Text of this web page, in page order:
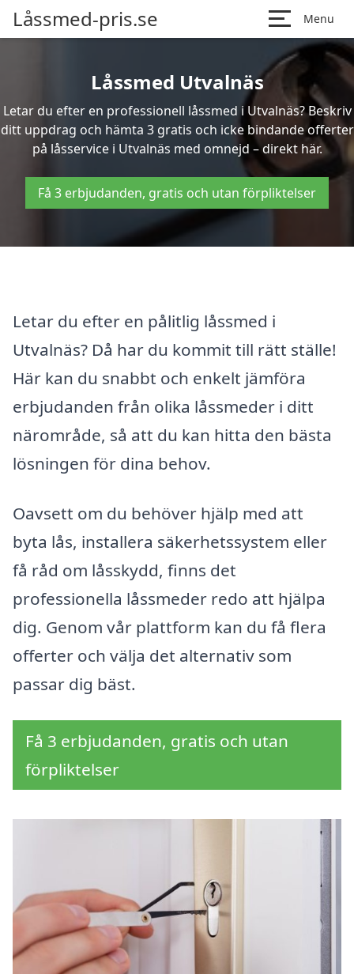
Låssmed-pris.se Menu
Låssmed Utvalnäs
Letar du efter en professionell låssmed i Utvalnäs? Beskriv
ditt uppdrag och hämta 3 gratis och icke bindande offerter
på låsservice i Utvalnäs med omnejd – direkt här.
Få 3 erbjudanden, gratis och utan förpliktelser
Letar du efter en pålitlig låssmed i
Utvalnäs? Då har du kommit till rätt ställe!
Här kan du snabbt och enkelt jämföra
erbjudanden från olika låssmeder i ditt
närområde, så att du kan hitta den bästa
lösningen för dina behov.
Oavsett om du behöver hjälp med att
byta lås, installera säkerhetssystem eller
få råd om låsskydd, finns det
professionella låssmeder redo att hjälpa
dig. Genom vår plattform kan du få flera
offerter och välja det alternativ som
passar dig bäst.
Få 3 erbjudanden, gratis och utan
förpliktelser